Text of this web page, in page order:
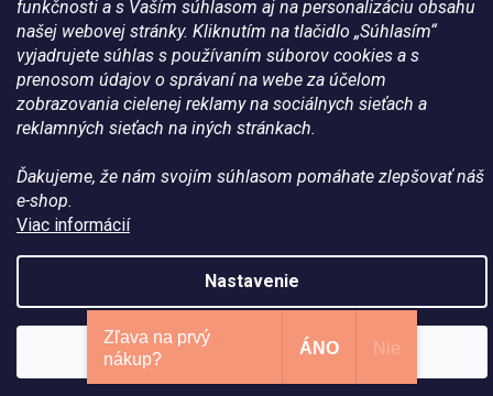
funkčnosti a s Vaším súhlasom aj na personalizáciu obsahu
našej webovej stránky. Kliknutím na tlačidlo „Súhlasím“
vyjadrujete súhlas s používaním súborov cookies a s
prenosom údajov o správaní na webe za účelom
zobrazovania cielenej reklamy na sociálnych sieťach a
reklamných sieťach na iných stránkach.
Ďakujeme, že nám svojím súhlasom pomáhate zlepšovať náš
e-shop.
Viac informácií
Nastavenie
Vytvoril Shoptet
Copyright 2026Všetko pre vaše kone - WateHorse.sk. Všetky
práva vyhradené.
Zľava na prvý
nákup?
ÁNO Nie